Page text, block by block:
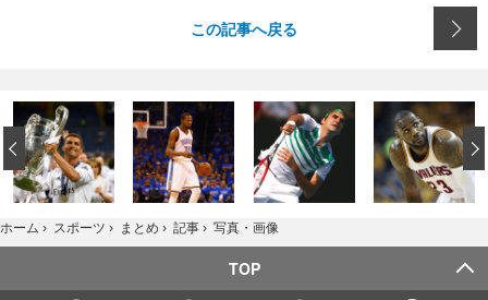
この記事へ戻る
‹
ホーム › スポーツ › まとめ › 記事 › 写真・画像
TOP